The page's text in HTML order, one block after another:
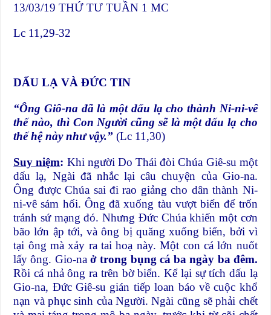
13/03/19 THỨ TƯ TUẦN 1 MC
Lc 11,29-32
DẤU LẠ VÀ ĐỨC TIN
“Ông Giô-na đã là một dấu lạ cho thành Ni-ni-vê
thế nào, thì Con Người cũng sẽ là một dấu lạ cho
thế hệ này như vậy.” (Lc 11,30)
Suy niệm: Khi người Do Thái đòi Chúa Giê-su một
dấu lạ, Ngài đã nhắc lại câu chuyện của Gio-na.
Ông được Chúa sai đi rao giảng cho dân thành Ni-
ni-vê sám hối. Ông đã xuống tàu vượt biển để trốn
tránh sứ mạng đó. Nhưng Đức Chúa khiến một cơn
bão lớn ập tới, và ông bị quăng xuống biển, bởi vì
tại ông mà xảy ra tai hoạ này. Một con cá lớn nuốt
lấy ông. Gio-na ở trong bụng cá ba ngày ba đêm.
Rồi cá nhả ông ra trên bờ biển. Kể lại sự tích dấu lạ
Gio-na, Đức Giê-su gián tiếp loan báo về cuộc khổ
nạn và phục sinh của Người. Ngài cũng sẽ phải chết